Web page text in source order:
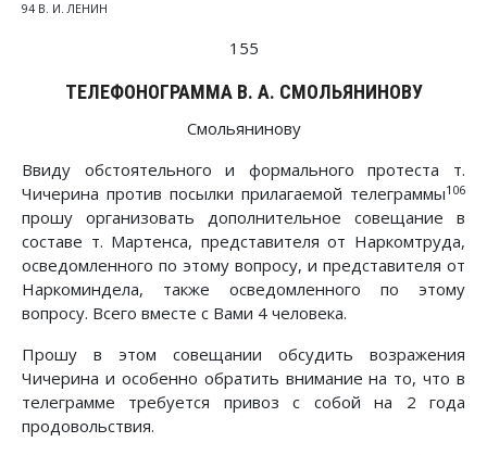
94 В. И. ЛЕНИН
155
ТЕЛЕФОНОГРАММА В. А. СМОЛЬЯНИНОВУ
Смольянинову
Ввиду обстоятельного и формального протеста т.
Чичерина против посылки прилагаемой телеграммы106
прошу организовать дополнительное совещание в
составе т. Мартенса, представителя от Наркомтруда,
осведомленного по этому вопросу, и представителя от
Наркоминдела, также осведомленного по этому
вопросу. Всего вместе с Вами 4 человека.
Прошу в этом совещании обсудить возражения
Чичерина и особенно обратить внимание на то, что в
телеграмме требуется привоз с собой на 2 года
продовольствия.